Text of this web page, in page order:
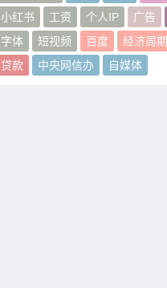
小红书
工资 个人IP 广告
字体
短视频 百度
经济周期
贷款
中央网信办 自媒体